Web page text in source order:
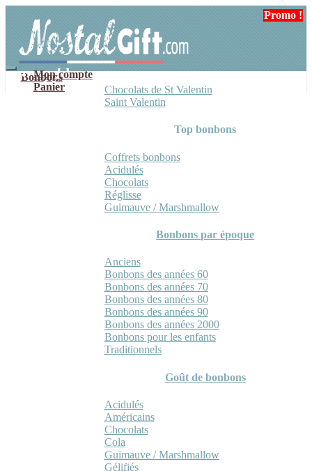
navigation
contenu
Mon compte
Panier
Bonbons
Chocolats de St Valentin
Saint Valentin
Top bonbons
Coffrets bonbons
Acidulés
Chocolats
Réglisse
Guimauve / Marshmallow
Bonbons par époque
Anciens
Bonbons des années 60
Bonbons des années 70
Bonbons des années 80
Bonbons des années 90
Bonbons des années 2000
Bonbons pour les enfants
Traditionnels
Goût de bonbons
Acidulés
Américains
Chocolats
Cola
Guimauve / Marshmallow
Gélifiés
Promo !
Promo !
Promo !
Promo !